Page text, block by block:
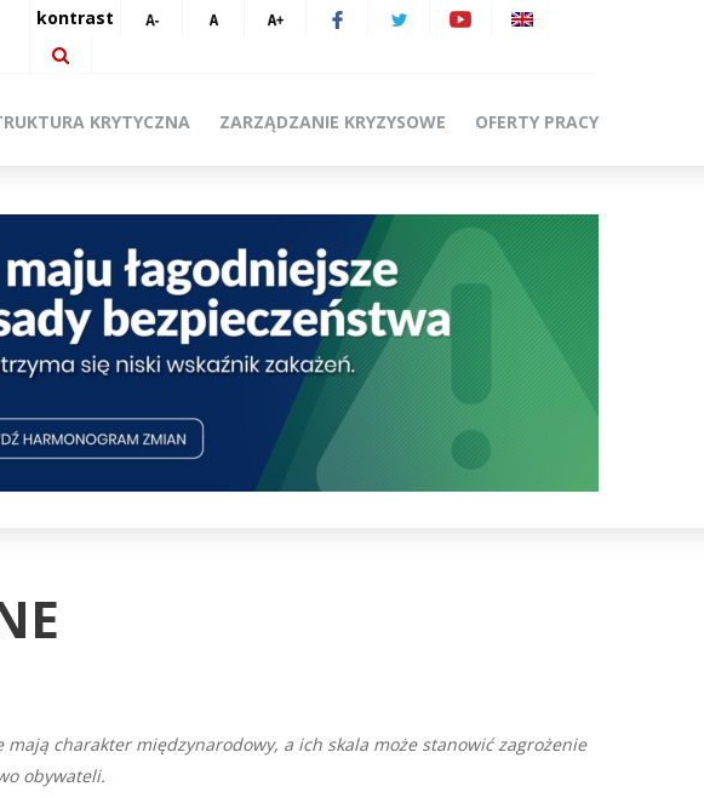
kontrast
KRYTYCZNA ZARZĄDZANIE KRYZYSOWE OFERTY PRACY
charakter międzynarodowy, a ich skala może stanowić zagrożenie
obywateli.